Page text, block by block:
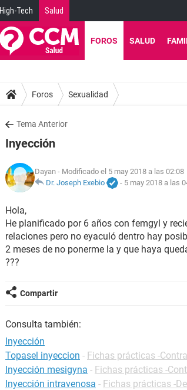
High-Tech Salud
FOROS SALUD
Foros Sexualidad
Tema Anterior
Inyección
Dayan - Modificado el 5 may 2018 a las 02:08
Dr. Joseph Exebio
- 5 may 2018 a las
Hola,
He planificado por 6 años con femgyl y
relaciones pero no eyaculó dentro hay
2 meses de no ponerme la y que haya
???
Compartir
Consulta también:
Inyección
Topasel inyeccion - Fichas prácticas -
Inyección mesigyna - Fichas prácticas -
Inyección intravenosa - Fichas prácticas -